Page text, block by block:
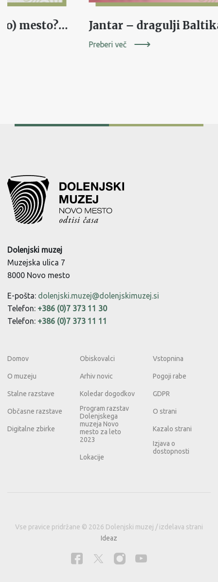
Razstava In (Novo) mesto? nemško bombardiranje. ruševine. obnova. na ogled v Pivki in Dolenjskih Toplicah
Preberi več
Dolenjski muzej
Muzejska ulica 7
8000 Novo mesto
E-pošta: dolenjski.muzej@dolenjskimuzej.si
Telefon: +386 (0)7 373 11 30
Telefon: +386 (0)7 373 11 11
Domov
O muzeju
Stalne razstave
Občasne razstave
Digitalne zbirke
Obiskovalci
Arhiv novic
Koledar dogodkov
Program razstav
Dolenjskega
muzeja Novo
mesto za leto
2023
Lokacije
Vstopnina
Pogoji rabe
GDPR
O strani
Kazalo strani
Izjava o
dostopnosti
Vse pravice pridržane © 2026 Dolenjski muzej / izdelava strani
Ideaz